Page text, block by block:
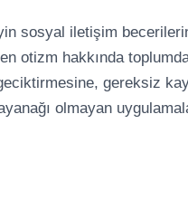
sosyal iletişim
otizm hakkında
gereksiz
olmayan